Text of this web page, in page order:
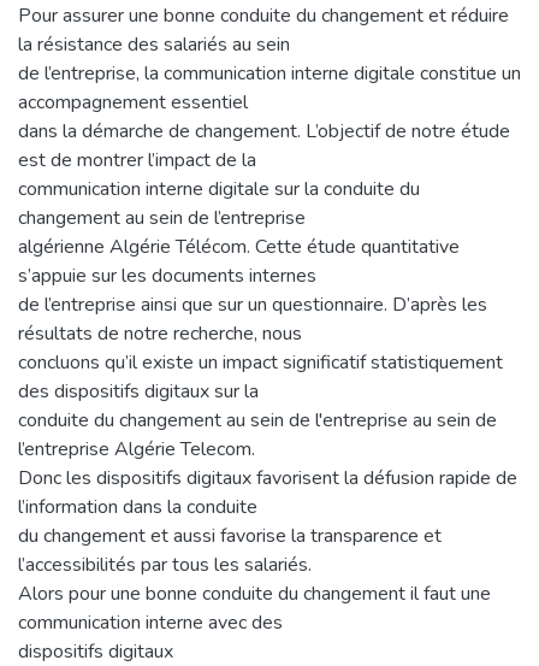
Pour assurer une bonne conduite du changement et réduire
la résistance des salariés au sein
de l’entreprise, la communication interne digitale constitue un
accompagnement essentiel
dans la démarche de changement. L’objectif de notre étude
est de montrer l’impact de la
communication interne digitale sur la conduite du
changement au sein de l’entreprise
algérienne Algérie Télécom. Cette étude quantitative
s’appuie sur les documents internes
de l’entreprise ainsi que sur un questionnaire. D’après les
résultats de notre recherche, nous
concluons qu’il existe un impact significatif statistiquement
des dispositifs digitaux sur la
conduite du changement au sein de l'entreprise au sein de
l’entreprise Algérie Telecom.
Donc les dispositifs digitaux favorisent la défusion rapide de
l’information dans la conduite
du changement et aussi favorise la transparence et
l’accessibilités par tous les salariés.
Alors pour une bonne conduite du changement il faut une
communication interne avec des
dispositifs digitaux